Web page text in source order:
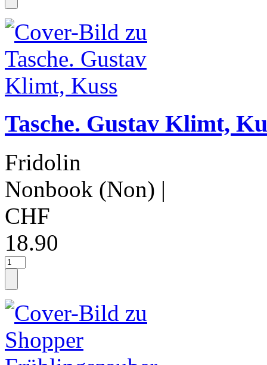
Tasche. Gustav Klimt,
Fridolin
Nonbook (Non) |
CHF
18.90